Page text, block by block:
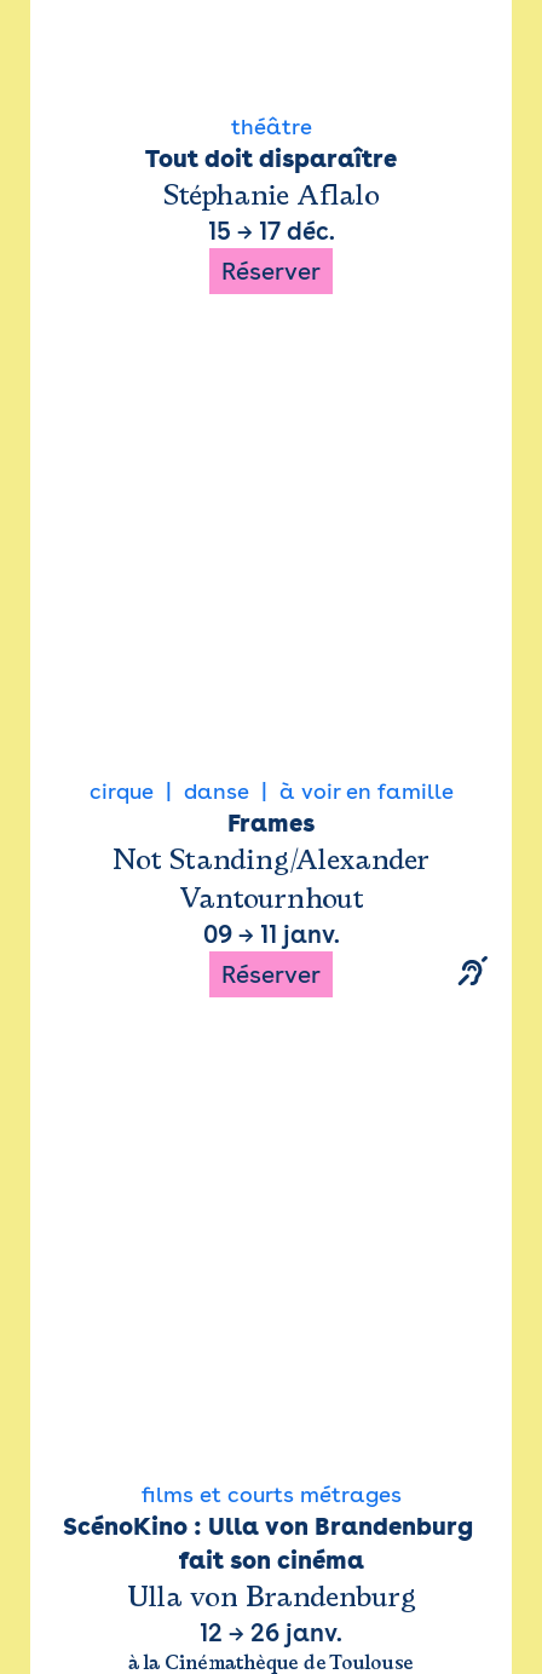
théâtre
Tout doit disparaître
Stéphanie Aflalo
15 → 17 déc.
Réserver
cirque danse à voir en famille
Frames
Not Standing/Alexander
Vantournhout
09→ 11 janv.
Réserver
films et courts métrages
ScénoKino : Ulla von Brandenburg
fait son cinéma
Ulla von Brandenburg
12 → 26 janv.
à la Cinémathèque de Toulouse